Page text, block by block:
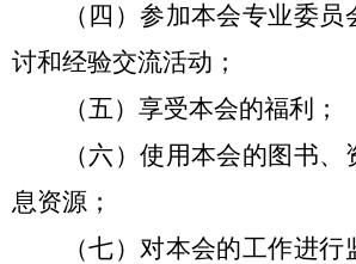
（四）参加本会专业委
讨和经验交流活动；
（五）享受本会的福利；
（六）使用本会的图书
息资源；
（七）对本会的工作进